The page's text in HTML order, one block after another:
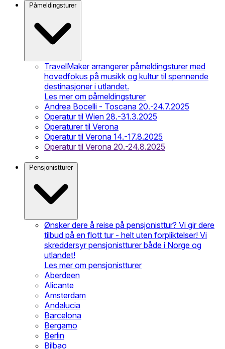
Påmeldingsturer
TravelMaker arrangerer påmeldingsturer med
hovedfokus på musikk og kultur til spennende
destinasjoner i utlandet.
Les mer om påmeldingsturer
Andrea Bocelli - Toscana 20.-24.7.2025
Operatur til Wien 28.-31.3.2025
Operaturer til Verona
Operatur til Verona 14.-17.8.2025
Operatur til Verona 20.-24.8.2025
Pensjonistturer
Ønsker dere å reise på pensjonisttur? Vi gir dere
tilbud på en flott tur - helt uten forpliktelser! Vi
skreddersyr pensjonistturer både i Norge og
utlandet!
Les mer om pensjonistturer
Aberdeen
Alicante
Amsterdam
Andalucia
Barcelona
Bergamo
Berlin
Bilbao